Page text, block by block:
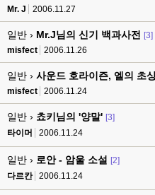
Mr. J
2006.11.27
일반 › Mr.J님의 신기 백과사전
[3]
misfect
2006.11.26
일반 › 사운드 호라이즌, 엘의 초
misfect
2006.11.24
일반 › 쵸키님의 '양말' [3]
타이머
2006.11.24
일반 › 로안 - 암울 소설
[2]
다르칸
2006.11.24